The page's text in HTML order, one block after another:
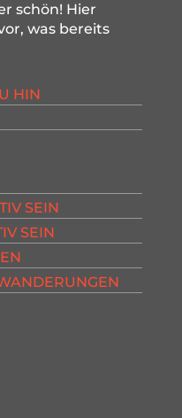
schön! Hier
was bereits
HIN
SEIN
SEIN